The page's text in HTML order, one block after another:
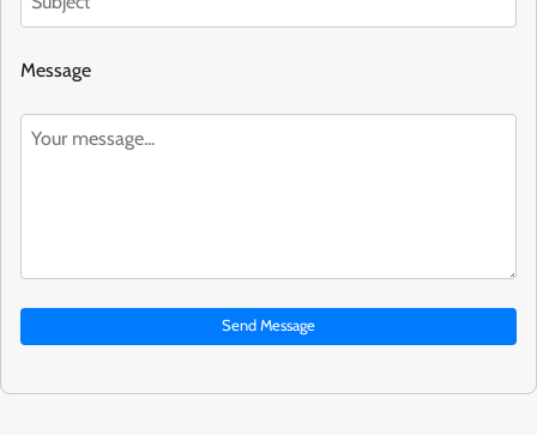
Message
Send Message